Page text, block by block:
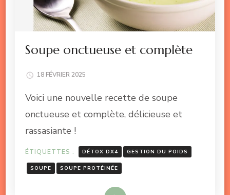
Soupe onctueuse et complète
18 FÉVRIER 2025
Voici une nouvelle recette de soupe
onctueuse et complète, délicieuse et
rassasiante !
ÉTIQUETTES : DÉTOX DX4 GESTION DU POIDS
SOUPE SOUPE PROTÉINÉE